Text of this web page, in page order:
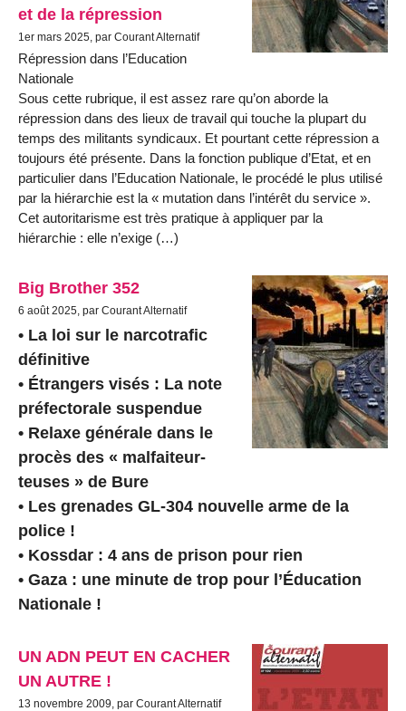
et de la répression
1er mars 2025, par Courant Alternatif
Répression dans l’Education
Nationale
Sous cette rubrique, il est assez rare qu’on aborde la
répression dans des lieux de travail qui touche la plupart du
temps des militants syndicaux. Et pourtant cette répression a
toujours été présente. Dans la fonction publique d’Etat, et en
particulier dans l’Education Nationale, le procédé le plus utilisé
par la hiérarchie est la « mutation dans l’intérêt du service ».
Cet autoritarisme est très pratique à appliquer par la
hiérarchie : elle n’exige (…)
Big Brother 352
6 août 2025, par Courant Alternatif
• La loi sur le narcotrafic
définitive
• Étrangers visés : La note
préfectorale suspendue
• Relaxe générale dans le
procès des « malfaiteur-
teuses » de Bure
• Les grenades GL-304 nouvelle arme de la
police !
• Kossdar : 4 ans de prison pour rien
• Gaza : une minute de trop pour l’Éducation
Nationale !
UN ADN PEUT EN CACHER
UN AUTRE !
13 novembre 2009, par Courant Alternatif